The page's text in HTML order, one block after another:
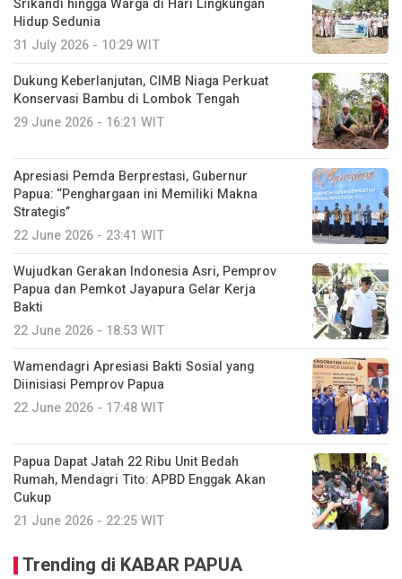
Srikandi hingga Warga di Hari Lingkungan
Hidup Sedunia
31 July 2026 - 10:29 WIT
Dukung Keberlanjutan, CIMB Niaga Perkuat
Konservasi Bambu di Lombok Tengah
29 June 2026 - 16:21 WIT
Apresiasi Pemda Berprestasi, Gubernur
Papua: “Penghargaan ini Memiliki Makna
Strategis”
22 June 2026 - 23:41 WIT
Wujudkan Gerakan Indonesia Asri, Pemprov
Papua dan Pemkot Jayapura Gelar Kerja
Bakti
22 June 2026 - 18:53 WIT
Wamendagri Apresiasi Bakti Sosial yang
Diinisiasi Pemprov Papua
22 June 2026 - 17:48 WIT
Papua Dapat Jatah 22 Ribu Unit Bedah
Rumah, Mendagri Tito: APBD Enggak Akan
Cukup
21 June 2026 - 22:25 WIT
Trending di KABAR PAPUA